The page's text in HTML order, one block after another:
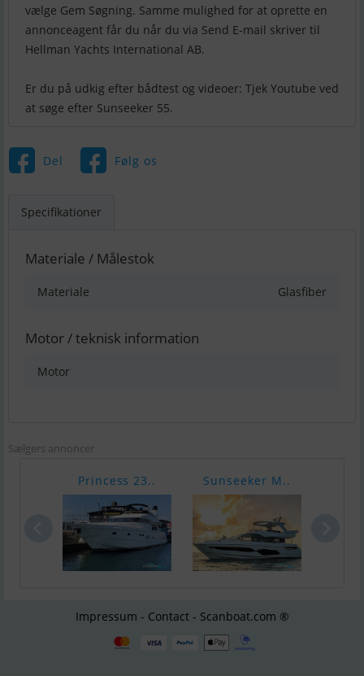
vælge Gem Søgning. Samme mulighed for at oprette en
annonceagent får du når du via Send E-mail skriver til
Hellman Yachts International AB.
Er du på udkig efter bådtest og videoer: Tjek Youtube ved
Del Følg os
Specifikationer
Materiale / Målestok
Materiale Glasfiber
Motor / teknisk information
Motor
Sælgers annoncer
Princess 23.. Sunseeker M..
Impressum - Contact - Scanboat.com ®